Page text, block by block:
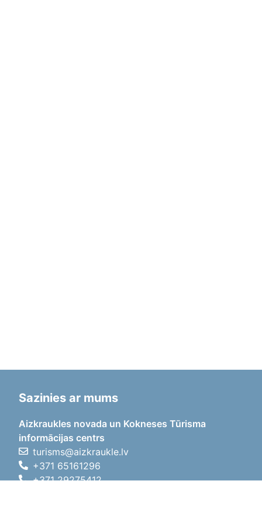
Sazinies ar mums
Aizkraukles novada un Kokneses Tūrisma
informācijas centrs
turisms@aizkraukle.lv
+371 65161296
+371 29275412